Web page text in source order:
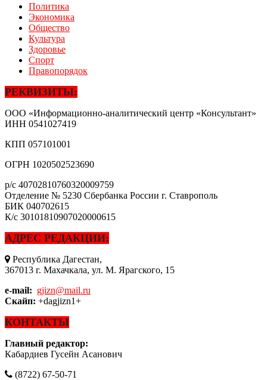
Политика
Экономика
Общество
Культура
Здоровье
Спорт
Правопорядок
РЕКВИЗИТЫ:
ООО «Информационно-аналитический центр «Консультант»
ИНН 0541027419
КПП 057101001
ОГРН 1020502523690
р/с 40702810760320009759
Отделение № 5230 Сбербанка России г. Ставрополь
БИК 040702615
К/с 30101810907020000615
АДРЕС РЕДАКЦИИ:
Республика Дагестан,
367013 г. Махачкала, ул. М. Ярагского, 15
e-mail: gjizn@mail.ru
Скайп: +dagjizn1+
КОНТАКТЫ
Главный редактор:
Кабардиев Гусейн Асанович
(8722) 67-50-71